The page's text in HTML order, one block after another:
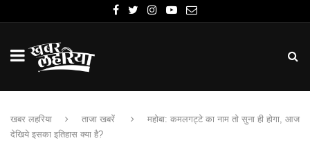
खबर लहरिया ताजा खबरें
महोबा: कमलगट्टे का नाम तो सुना ही होगा, आज
देखिये इसका इतिहास क्या है?